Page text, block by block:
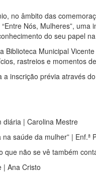
no âmbito das
Nós, Mulheres”,
do seu papel
Biblioteca Municipal
rastreios e momentos
inscrição prévia através
diária | Carolina Mestre
saúde da mulher” | Enf.ª
que não se vê também
| Ana Cristo